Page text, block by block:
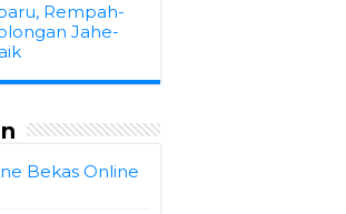
Rempah-
Jahe-
Bekas Online